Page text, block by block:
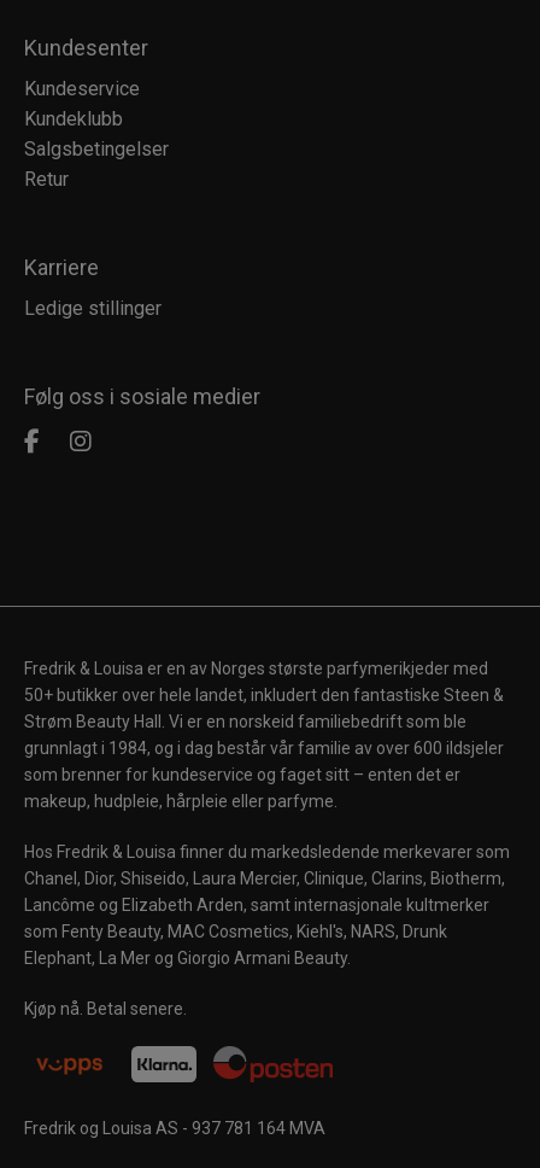
Kundesenter
Kundeservice
Kundeklubb
Salgsbetingelser
Retur
Karriere
Ledige stillinger
Følg oss i sosiale medier
Fredrik & Louisa er en av Norges største parfymerikjeder med
50+ butikker over hele landet, inkludert den fantastiske Steen &
Strøm Beauty Hall. Vi er en norskeid familiebedrift som ble
grunnlagt i 1984, og i dag består vår familie av over 600 ildsjeler
som brenner for kundeservice og faget sitt – enten det er
makeup, hudpleie, hårpleie eller parfyme.
Hos Fredrik & Louisa finner du markedsledende merkevarer som
Chanel, Dior, Shiseido, Laura Mercier, Clinique, Clarins, Biotherm,
Lancôme og Elizabeth Arden, samt internasjonale kultmerker
som Fenty Beauty, MAC Cosmetics, Kiehl's, NARS, Drunk
Elephant, La Mer og Giorgio Armani Beauty.
Kjøp nå. Betal senere.
Fredrik og Louisa AS - 937 781 164 MVA